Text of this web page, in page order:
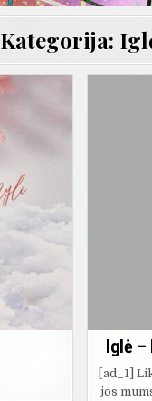
Kategorija:
Iglė –
[ad_1]
jos